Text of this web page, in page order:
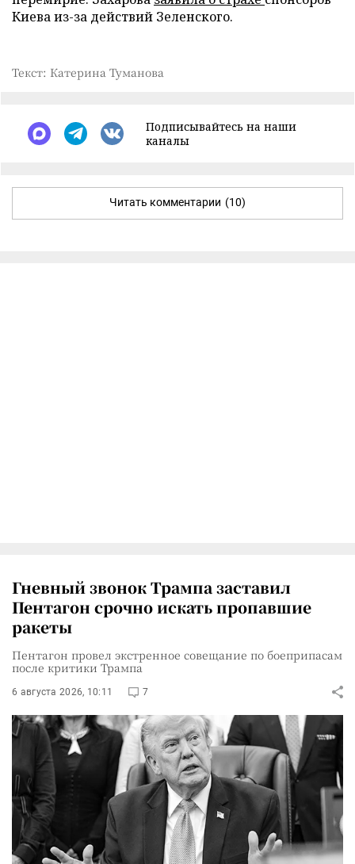
Киева из-за действий Зеленского.
Текст: Катерина Туманова
Подписывайтесь на наши
каналы
Читать комментарии (10)
Гневный звонок Трампа заставил
Пентагон срочно искать пропавшие
ракеты
Пентагон провел экстренное совещание по боеприпасам
после критики Трампа
6 августа 2026, 10:11 7